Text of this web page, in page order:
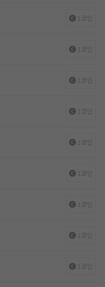
1코인
1코인
1코인
1코인
1코인
1코인
1코인
1코인
1코인